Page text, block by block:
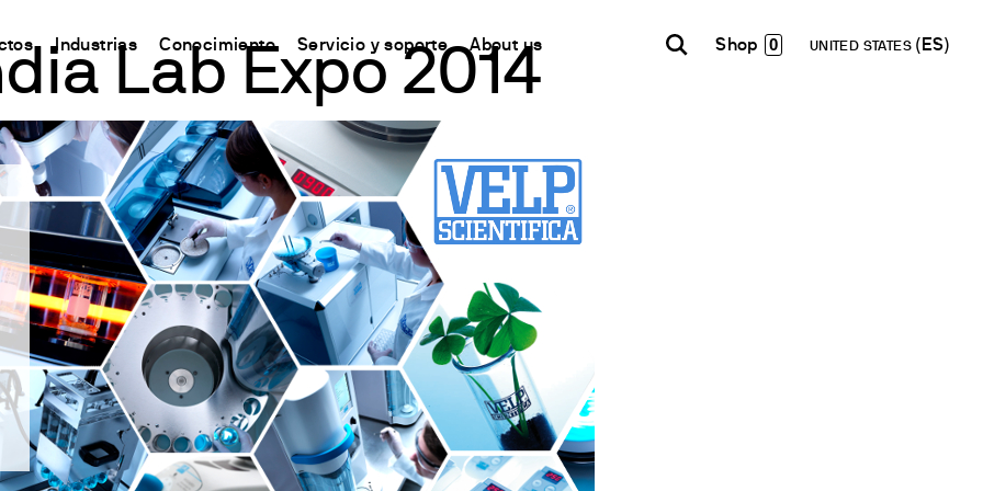
Equipment
Síntesis Química
magnéticos
magnéticos con calefacción
de varilla
de bloque seco y DQO
Industrias
Nitrógeno/Proteína
del Carbono
solventes
de Fibra
de la oxidación
y respirometría
Lixiviados
Conocimiento
y conocimientos
Kjeldahl
Dumas
internacionales
Servicio y soporte
Connect your products
Plataforma Ermes Cloud
Productos habilitados
Suscripciones
Configura tu cuenta de Ermes
Acceso a la Plataforma
Contactos
Contáctanos
Newsletter
Worldwide network
Conviértete en un Partner
About us 0 UNITED STATES
CHINA
中国 English
Lab Expo 2014